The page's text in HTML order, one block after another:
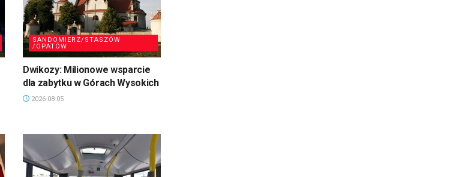
SANDOMIERZ/STASZÓW
/OPATÓW
Dwikozy: Milionowe wsparcie
dla zabytku w Górach Wysokich
2026-08-05